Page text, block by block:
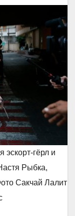
эскорт-гёрл и
Рыбка,
Сакчай Лалит